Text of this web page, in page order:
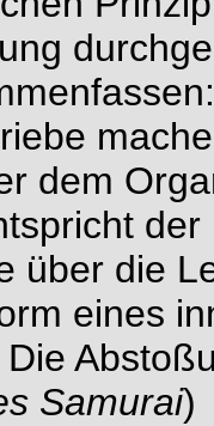
dem
über die
eines
Samurai)